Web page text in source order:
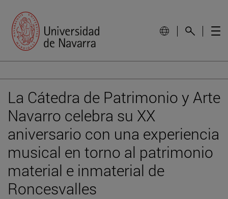
La Cátedra de Patrimonio y Arte
Navarro celebra su XX
aniversario con una experiencia
musical en torno al patrimonio
material e inmaterial de
Roncesvalles